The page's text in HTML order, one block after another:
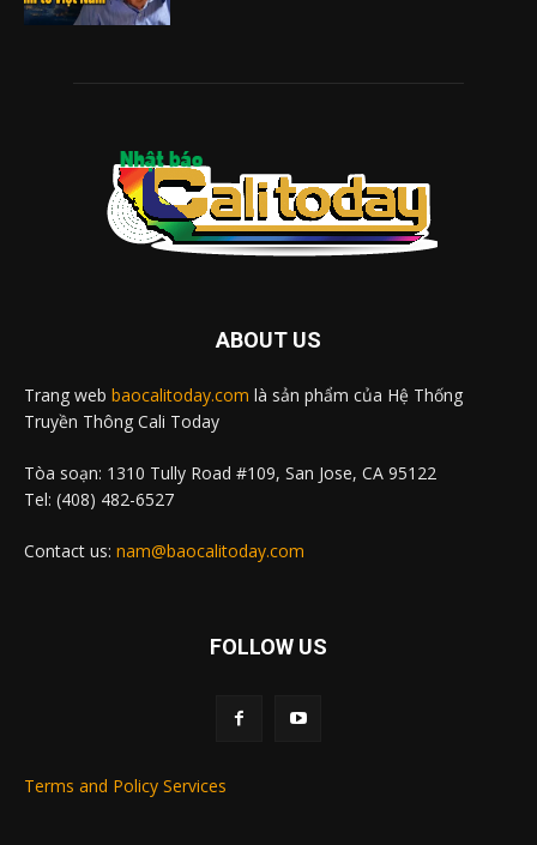
ABOUT US
Trang web baocalitoday.com là sản phẩm của Hệ Thống
Truyền Thông Cali Today
Tòa soạn: 1310 Tully Road #109, San Jose, CA 95122
Tel: (408) 482-6527
Contact us: nam@baocalitoday.com
FOLLOW US
Terms and Policy Services